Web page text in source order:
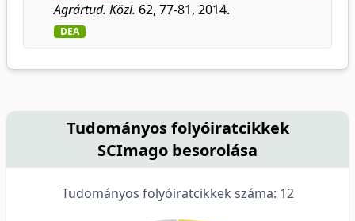
Agrártud. Közl. 62, 77-81, 2014.
DEA
Tudományos folyóiratcikkek
SCImago besorolása
Tudományos folyóiratcikkek száma: 12